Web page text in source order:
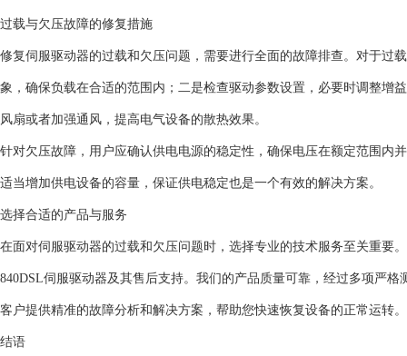
过载与欠压故障的修复措施
修复伺服驱动器的过载和欠压问题，需要进行全面的故障排查。对于过
象，确保负载在合适的范围内；二是检查驱动参数设置，必要时调整增
风扇或者加强通风，提高电气设备的散热效果。
针对欠压故障，用户应确认供电电源的稳定性，确保电压在额定范围内
适当增加供电设备的容量，保证供电稳定也是一个有效的解决方案。
选择合适的产品与服务
在面对伺服驱动器的过载和欠压问题时，选择专业的技术服务至关重要
840DSL伺服驱动器及其售后支持。我们的产品质量可靠，经过多项严
客户提供精准的故障分析和解决方案，帮助您快速恢复设备的正常运转。
结语